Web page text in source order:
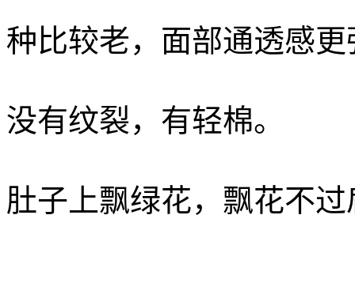
种比较老，面部通透感
没有纹裂，有轻棉。
肚子上飘绿花，飘花不过